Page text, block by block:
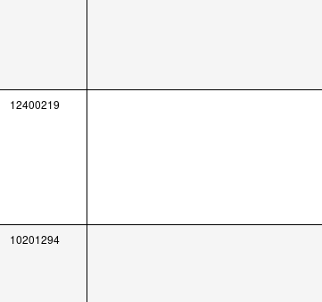
12400219
10201294